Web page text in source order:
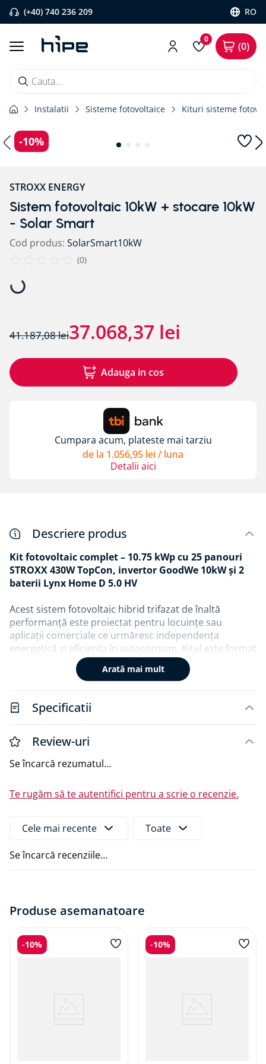
(+40) 740 236 209 RO
0
0
Cauta...
Căutări populare
1 .
banda etansare
5.
banda precomprimata
placa blaugelb
9.
Instalatii Sisteme fotovoltaice Kituri sisteme
-10%
STROXX ENERGY
Sistem fotovoltaic 10kW + stocare 10kW
- Solar Smart
Cod produs: SolarSmart10kW
(0)
41.187,08lei37.068,37 lei
Adauga in cos
Cumpara acum, plateste mai tarziu
de la 1.056,95 lei / luna
Detalii aici
Descriere produs
Kit fotovoltaic complet – 10.75 kWp cu 25 panouri
STROXX 430W TopCon, invertor GoodWe 10kW și 2
baterii Lynx Home D 5.0 HV
Acest sistem fotovoltaic hibrid trifazat de înaltă
performanță este proiectat pentru locuințe sau
aplicații comerciale ce urmăresc independența
energetică și eficiența în autoconsum. Kitul este format
din 25 de panouri STROXX Energy de 430W, un invertor
hibrid GoodWe de 10kW și două baterii compatibile
Componentele kitului:
25 x Panou fotovoltaic STROXX Energy 430W TopCon
Tehnologie: monocristalină N-Type TOPCon, half-
Putere totală instalată: 10.75 kWp
Randament ridicat: 22%
Greutate: 20.8 kg/buc
Cadru din aluminiu anodizat, sticlă securizată
Invertor trifazat hibrid GoodWe 10kW (GW10KN-ET)
Putere nominală: 10.000 W | Putere max. AC:
11.000 W
Interfețe: WLAN, RS485, USB, CAN, DRM
Dimensiuni estimative: 516 x 415 x 180 mm
Arată mai mult
Specificatii
Review-uri
Se încarcă rezumatul…
Te rugăm să te autentifici pentru a scrie o recenzie.
Cele mai recente Toate
Se încarcă recenziile…
Produse asemanatoare
-10% -10%